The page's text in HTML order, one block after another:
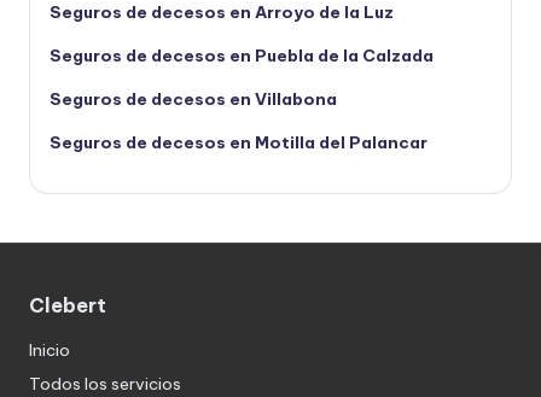
Seguros de decesos en Arroyo de la Luz
Seguros de decesos en Puebla de la Calzada
Seguros de decesos en Villabona
Seguros de decesos en Motilla del Palancar
Clebert
Inicio
Todos los servicios